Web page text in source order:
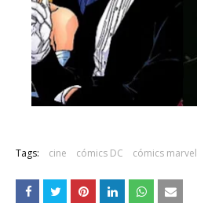
Tags: cine cómics DC cómics marvel